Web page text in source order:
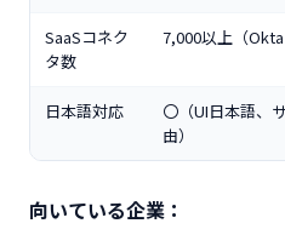
SaaSコネク
タ数
7,000以上（
日本語対応
〇（UI日本語、
由）
向いている企業：